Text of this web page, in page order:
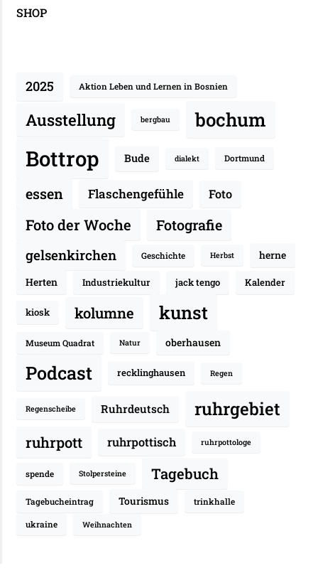
SHOP
2025 Aktion Leben und Lernen in Bosnien
Ausstellung bergbau bochum
Bottrop Bude dialekt Dortmund
essen Flaschengefühle Foto
Foto der Woche Fotografie
gelsenkirchen Geschichte Herbst
herne
Herten
Industriekultur jack tengo Kalender
kiosk kolumne kunst
Museum Quadrat Natur oberhausen
Podcast recklinghausen Regen
Regenscheibe Ruhrdeutsch ruhrgebiet
ruhrpott ruhrpottisch ruhrpottologe
spende Stolpersteine Tagebuch
Tagebucheintrag Tourismus trinkhalle
ukraine Weihnachten